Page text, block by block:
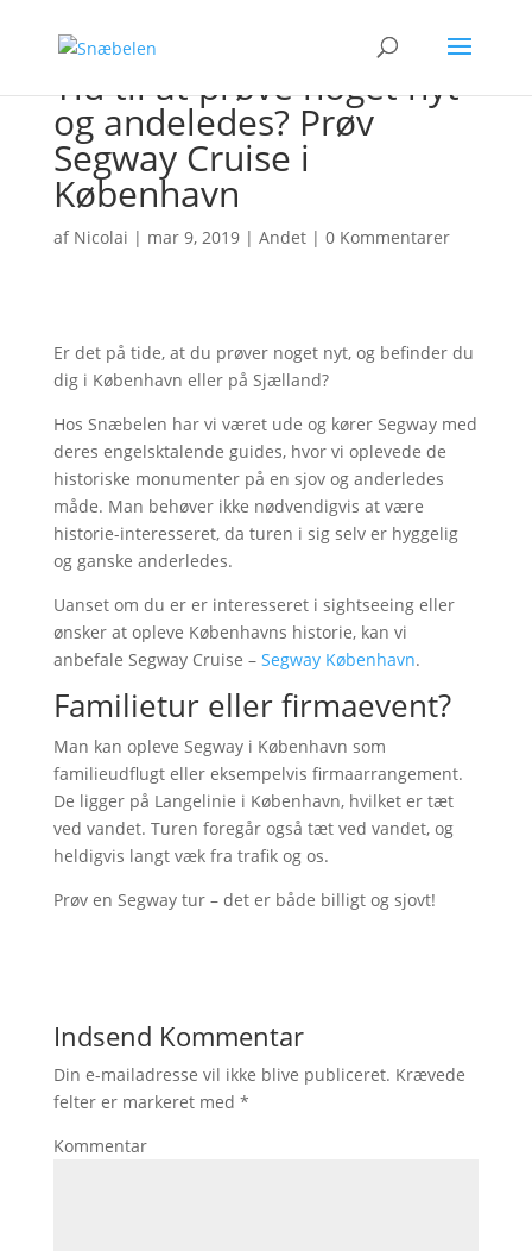
Tid til at prøve noget nyt
og andeledes? Prøv
Segway Cruise i
København
af Nicolai | mar 9, 2019| Andet| 0 Kommentarer
Er det på tide, at du prøver noget nyt, og befinder du
dig i København eller på Sjælland?
Hos Snæbelen har vi været ude og kører Segway med
deres engelsktalende guides, hvor vi oplevede de
historiske monumenter på en sjov og anderledes
måde. Man behøver ikke nødvendigvis at være
historie-interesseret, da turen i sig selv er hyggelig
og ganske anderledes.
Uanset om du er er interesseret i sightseeing eller
ønsker at opleve Københavns historie, kan vi
anbefale Segway Cruise – Segway København.
Familietur eller firmaevent?
Man kan opleve Segway i København som
familieudflugt eller eksempelvis firmaarrangement.
De ligger på Langelinie i København, hvilket er tæt
ved vandet. Turen foregår også tæt ved vandet, og
heldigvis langt væk fra trafik og os.
Prøv en Segway tur – det er både billigt og sjovt!
Indsend Kommentar
Din e-mailadresse vil ikke blive publiceret. Krævede
felter er markeret med *
Kommentar